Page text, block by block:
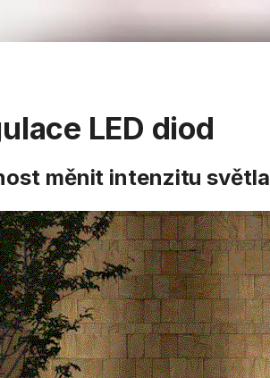
LED diod
měnit intenzitu světla